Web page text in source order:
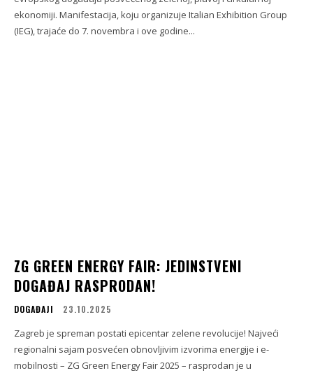
ekonomiji. Manifestacija, koju organizuje Italian Exhibition Group
(IEG), trajaće do 7. novembra i ove godine...
ZG GREEN ENERGY FAIR: JEDINSTVENI
DOGAĐAJ RASPRODAN!
DOGAĐAJI 23.10.2025
Zagreb je spreman postati epicentar zelene revolucije! Najveći
regionalni sajam posvećen obnovljivim izvorima energije i e-
mobilnosti – ZG Green Energy Fair 2025 – rasprodan je u